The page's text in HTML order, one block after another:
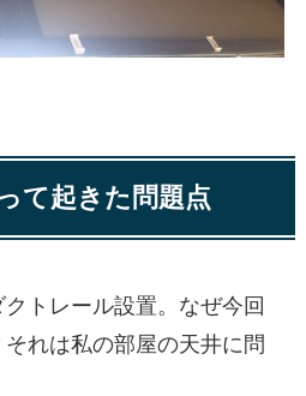
て起きた問題点
トレール設置。なぜ今回
れは私の部屋の天井に問